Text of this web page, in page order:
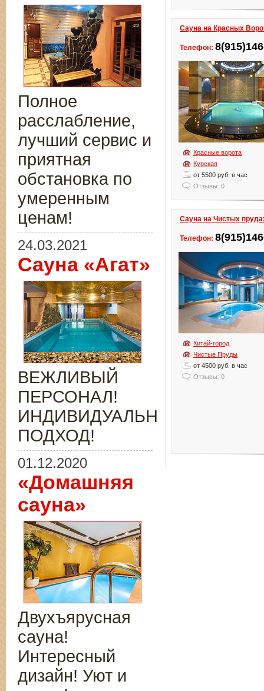
Сауна на Красных
Телефон:
Красные ворота
Курская
от 5500 руб. в час
Отзывы: 0
Сауна на Чистых
Телефон:
Китай-город
Чистые Пруды
от 4500 руб. в час
Отзывы: 0
Полное
расслабление,
лучший сервис и
приятная
обстановка по
умеренным
ценам!
24.03.2021
Сауна «Агат»
ВЕЖЛИВЫЙ
ПЕРСОНАЛ!
ИНДИВИДУАЛЬНЫЙ
ПОДХОД!
01.12.2020
«Домашняя
сауна»
Двухъярусная
сауна!
Интересный
дизайн! Уют и